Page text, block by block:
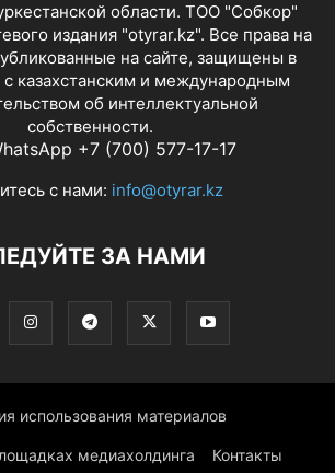
области. ТОО "Собкор"
издания "otyrar.kz". Все права на
на сайте, защищены в
с казахстанским и международным
об интеллектуальной
собственности.
+7 (700) 577-17-17
с нами: info@otyrar.kz
ЗА НАМИ
использования материалов
медиахолдинга Контакты